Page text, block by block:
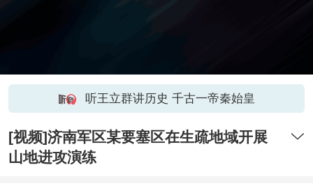
听王立群讲历史 千古一帝秦始皇
[视频]济南军区某要塞区在生疏地域开展
山地进攻演练